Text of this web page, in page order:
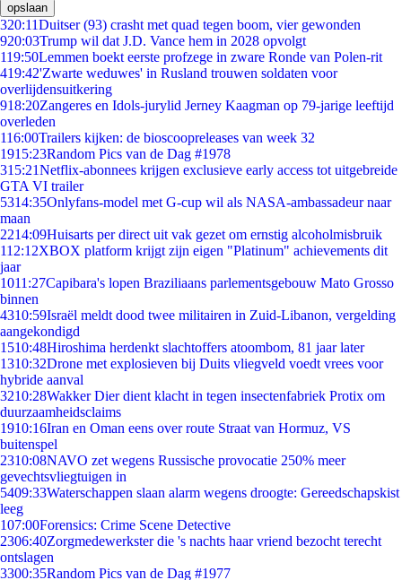
opslaan
320:11Duitser (93) crasht met quad tegen boom, vier gewonden
920:03Trump wil dat J.D. Vance hem in 2028 opvolgt
119:50Lemmen boekt eerste profzege in zware Ronde van Polen-rit
419:42'Zwarte weduwes' in Rusland trouwen soldaten voor
overlijdensuitkering
918:20Zangeres en Idols-jurylid Jerney Kaagman op 79-jarige leeftijd
overleden
116:00Trailers kijken: de bioscoopreleases van week 32
1915:23Random Pics van de Dag #1978
315:21Netflix-abonnees krijgen exclusieve early access tot uitgebreide
GTA VI trailer
5314:35Onlyfans-model met G-cup wil als NASA-ambassadeur naar
maan
2214:09Huisarts per direct uit vak gezet om ernstig alcoholmisbruik
112:12XBOX platform krijgt zijn eigen "Platinum" achievements dit
jaar
1011:27Capibara's lopen Braziliaans parlementsgebouw Mato Grosso
binnen
4310:59Israël meldt dood twee militairen in Zuid-Libanon, vergelding
aangekondigd
1510:48Hiroshima herdenkt slachtoffers atoombom, 81 jaar later
1310:32Drone met explosieven bij Duits vliegveld voedt vrees voor
hybride aanval
3210:28Wakker Dier dient klacht in tegen insectenfabriek Protix om
duurzaamheidsclaims
1910:16Iran en Oman eens over route Straat van Hormuz, VS
buitenspel
2310:08NAVO zet wegens Russische provocatie 250% meer
gevechtsvliegtuigen in
5409:33Waterschappen slaan alarm wegens droogte: Gereedschapskist
leeg
107:00Forensics: Crime Scene Detective
2306:40Zorgmedewerkster die 's nachts haar vriend bezocht terecht
ontslagen
3300:35Random Pics van de Dag #1977